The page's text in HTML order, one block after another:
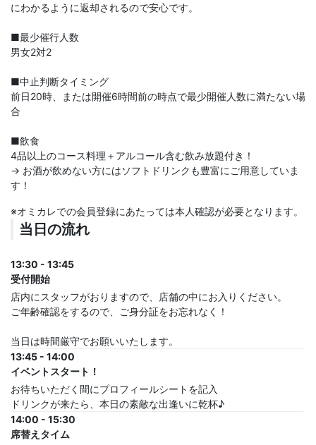
にわかるように返却されるので安心です。
■最少催行人数
男女2対2
■中止判断タイミング
前日20時、または開催6時間前の時点で最少開催人数に満たない場
合
■飲食
4品以上のコース料理＋アルコール含む飲み放題付き！
→ お酒が飲めない方にはソフトドリンクも豊富にご用意していま
す！
※オミカレでの会員登録にあたっては本人確認が必要となります。
当日の流れ
13:30 - 13:45
受付開始
店内にスタッフがおりますので、店舗の中にお入りください。
ご年齢確認をするので、ご身分証をお忘れなく！
当日は時間厳守でお願いいたします。
13:45 - 14:00
イベントスタート！
お待ちいただく間にプロフィールシートを記入
ドリンクが来たら、本日の素敵な出逢いに乾杯♪
14:00 - 15:30
席替えタイム